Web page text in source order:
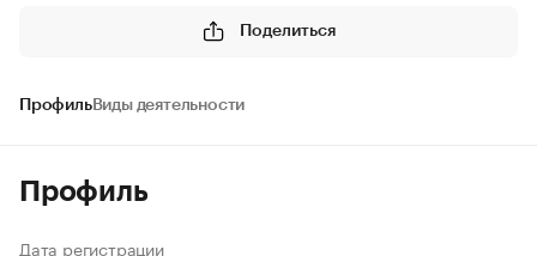
Поделиться
ПрофильВиды деятельности
Профиль
Дата регистрации